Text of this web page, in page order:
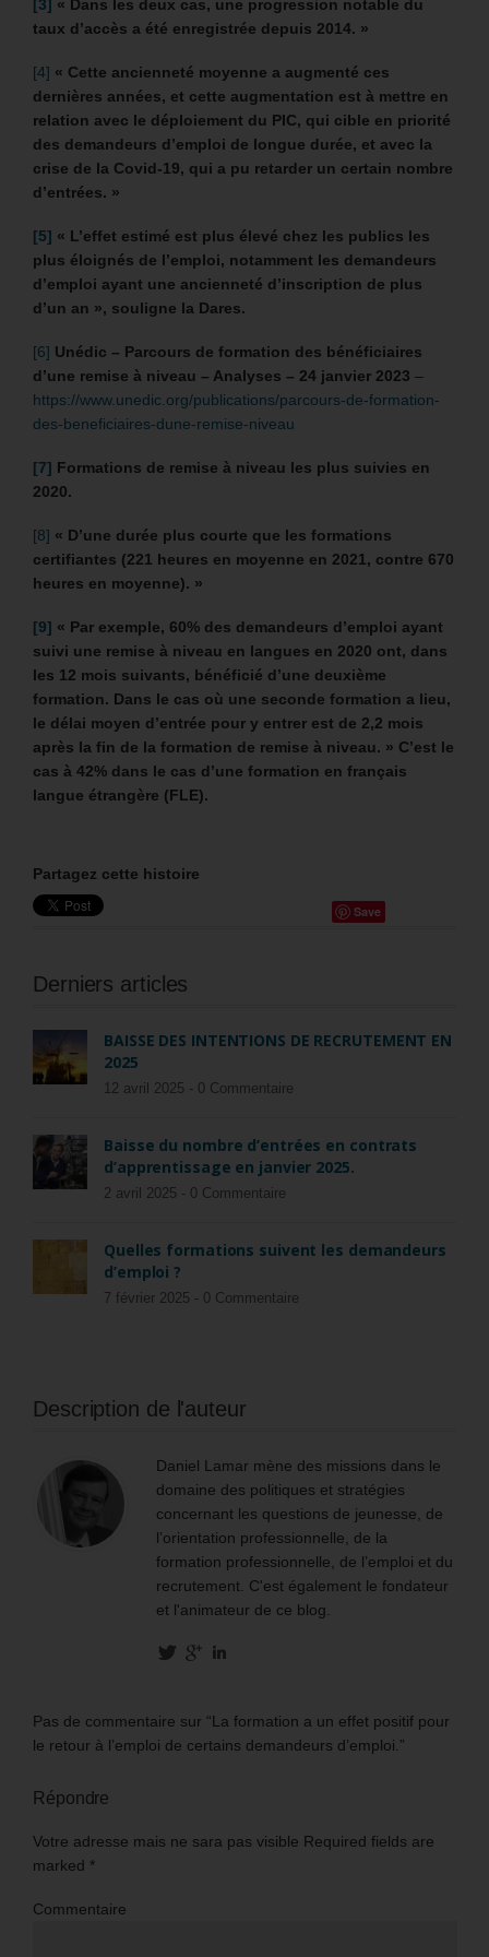
[3] « Dans les deux cas, une progression notable du
taux d’accès a été enregistrée depuis 2014. »
[4] « Cette ancienneté moyenne a augmenté ces
dernières années, et cette augmentation est à mettre en
relation avec le déploiement du PIC, qui cible en priorité
des demandeurs d’emploi de longue durée, et avec la
crise de la Covid-19, qui a pu retarder un certain nombre
d’entrées. »
[5] « L’effet estimé est plus élevé chez les publics les
plus éloignés de l’emploi, notamment les demandeurs
d’emploi ayant une ancienneté d’inscription de plus
d’un an », souligne la Dares.
[6] Unédic – Parcours de formation des bénéficiaires
d’une remise à niveau – Analyses – 24 janvier 2023 –
https://www.unedic.org/publications/parcours-de-formation-
des-beneficiaires-dune-remise-niveau
[7] Formations de remise à niveau les plus suivies en
2020.
[8] « D’une durée plus courte que les formations
certifiantes (221 heures en moyenne en 2021, contre 670
heures en moyenne). »
[9] « Par exemple, 60% des demandeurs d’emploi ayant
suivi une remise à niveau en langues en 2020 ont, dans
les 12 mois suivants, bénéficié d’une deuxième
formation. Dans le cas où une seconde formation a lieu,
le délai moyen d’entrée pour y entrer est de 2,2 mois
après la fin de la formation de remise à niveau. » C’est le
cas à 42% dans le cas d’une formation en français
langue étrangère (FLE).
Partagez cette histoire
Save
Derniers articles
BAISSE DES INTENTIONS DE RECRUTEMENT EN
2025
12 avril 2025 - 0 Commentaire
Baisse du nombre d’entrées en contrats
d’apprentissage en janvier 2025.
2 avril 2025 - 0 Commentaire
Quelles formations suivent les demandeurs
d’emploi ?
7 février 2025 - 0 Commentaire
Description de l'auteur
Daniel Lamar mène des missions dans le
domaine des politiques et stratégies
concernant les questions de jeunesse, de
l’orientation professionnelle, de la
formation professionnelle, de l’emploi et du
recrutement. C'est également le fondateur
et l'animateur de ce blog.
Pas de commentaire sur “La formation a un effet positif pour
le retour à l’emploi de certains demandeurs d’emploi.”
Répondre
Votre adresse mais ne sara pas visible Required fields are
marked *
Commentaire